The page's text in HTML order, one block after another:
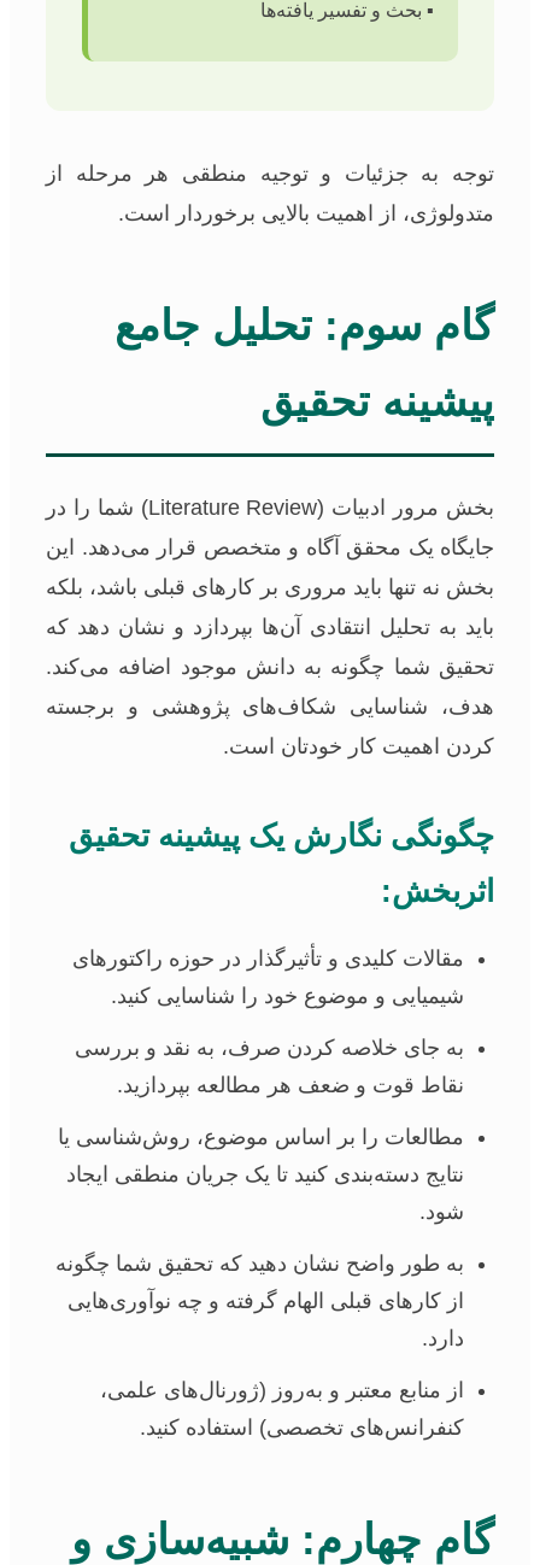
▪️ بحث و تفسیر یافته‌ها
توجه به جزئیات و توجیه منطقی هر مرحله از
متدولوژی، از اهمیت بالایی برخوردار است.
گام سوم: تحلیل جامع
پیشینه تحقیق
بخش مرور ادبیات (Literature Review) شما را در
جایگاه یک محقق آگاه و متخصص قرار می‌دهد. این
بخش نه تنها باید مروری بر کارهای قبلی باشد، بلکه
باید به تحلیل انتقادی آن‌ها بپردازد و نشان دهد که
تحقیق شما چگونه به دانش موجود اضافه می‌کند.
هدف، شناسایی شکاف‌های پژوهشی و برجسته
کردن اهمیت کار خودتان است.
چگونگی نگارش یک پیشینه تحقیق
اثربخش:
مقالات کلیدی و تأثیرگذار در حوزه راکتورهای
شیمیایی و موضوع خود را شناسایی کنید.
به جای خلاصه کردن صرف، به نقد و بررسی
نقاط قوت و ضعف هر مطالعه بپردازید.
مطالعات را بر اساس موضوع، روش‌شناسی یا
نتایج دسته‌بندی کنید تا یک جریان منطقی ایجاد
شود.
به طور واضح نشان دهید که تحقیق شما چگونه
از کارهای قبلی الهام گرفته و چه نوآوری‌هایی
دارد.
از منابع معتبر و به‌روز (ژورنال‌های علمی،
کنفرانس‌های تخصصی) استفاده کنید.
گام چهارم: شبیه‌سازی و